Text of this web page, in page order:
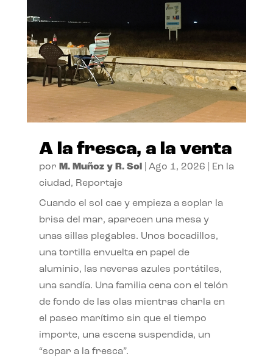
A la fresca, a la venta
por M. Muñoz y R. Sol| Ago 1, 2026
En la
ciudad, Reportaje
Cuando el sol cae y empieza a soplar la
brisa del mar, aparecen una mesa y
unas sillas plegables. Unos bocadillos,
una tortilla envuelta en papel de
aluminio, las neveras azules portátiles,
una sandía. Una familia cena con el telón
de fondo de las olas mientras charla en
el paseo marítimo sin que el tiempo
importe, una escena suspendida, un
“sopar a la fresca”.